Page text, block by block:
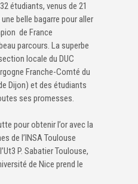
étudiants, venus de 21
belle bagarre pour aller
de France
parcours. La superbe
locale du DUC
Franche-Comté du
Dijon) et des étudiants
ses promesses.
pour obtenir l’or avec la
de l’INSA Toulouse
P. Sabatier Toulouse,
de Nice prend le